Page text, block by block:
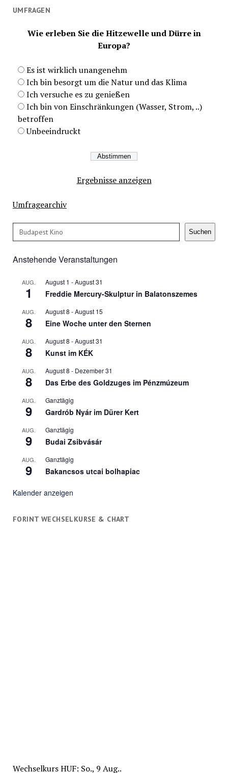
UMFRAGEN
Wie erleben Sie die Hitzewelle und Dürre in
Europa?
Es ist wirklich unangenehm
Ich bin besorgt um die Natur und das Klima
Ich versuche es zu genießen
Ich bin von Einschränkungen (Wasser, Strom, ..)
betroffen
Unbeeindruckt
Ergebnisse anzeigen
Umfragearchiv
Suchen Suchen
Anstehende Veranstaltungen
AUG.
1
August 1 -August 31
Freddie Mercury-Skulptur in Balatonszemes
AUG.
8
August 8 -August 15
Eine Woche unter den Sternen
AUG.
8
August 8 -August 31
Kunst im KÉK
AUG.
8
August 8 - Dezember 31
Das Erbe des Goldzuges im Pénzmúzeum
AUG.
9
Ganztägig
Gardrób Nyár im Dürer Kert
AUG.
9
Ganztägig
Budai Zsibvásár
AUG.
9
Ganztägig
Bakancsos utcai bolhapiac
Kalender anzeigen
FORINT WECHSELKURSE & CHART
WechselkursHUF: So., 9 Aug..